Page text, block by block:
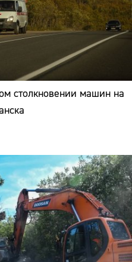
столкновении машин на